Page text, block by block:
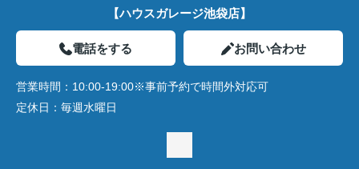
【ハウスガレージ池袋店】
電話をする お問い合わせ
営業時間： 10:00-19:00※事前予約で時間外対応可
定休日： 毎週水曜日